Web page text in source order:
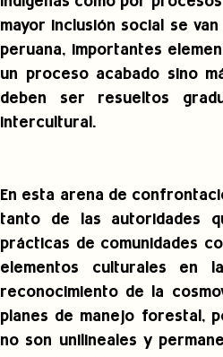
mayor inclusión social se
peruana, importantes
un proceso acabado sino
deben ser resueltos
intercultural.
En esta arena de
tanto de las autoridades
prácticas de comunidades
elementos culturales en
reconocimiento de la
planes de manejo forestal,
no son unilineales y